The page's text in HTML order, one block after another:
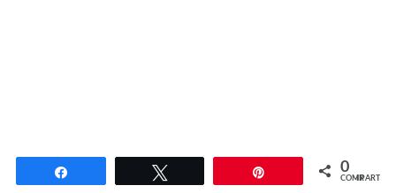
0
COMPARTIR